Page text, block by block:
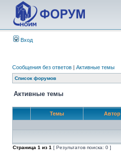
Вход
Сообщения без ответов | Активные темы
Список форумов
Активные темы
Темы Автор
Страница 1 из 1 [ Результатов поиска: 0 ]